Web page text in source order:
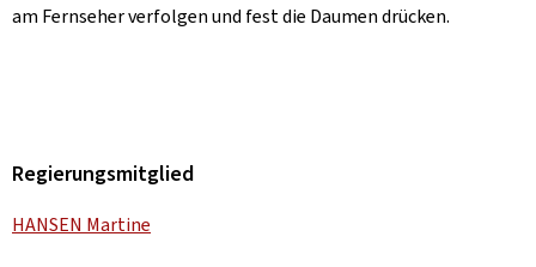
am Fernseher verfolgen und fest die Daumen drücken.
Regierungsmitglied
HANSEN Martine